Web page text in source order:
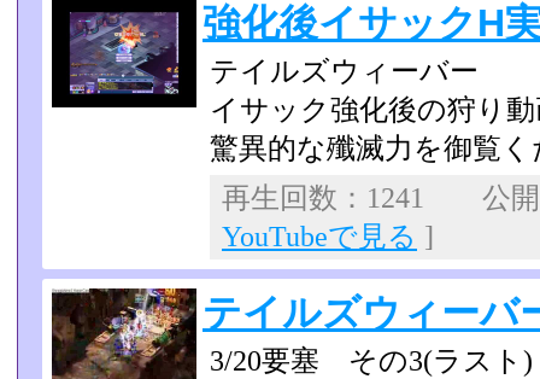
強化後イサックH
テイルズウィーバー
イサック強化後の狩り
驚異的な殲滅力を御覧
再生回数：1241 公
YouTubeで見る ]
テイルズウィーバ
3/20要塞 その3(ラスト)